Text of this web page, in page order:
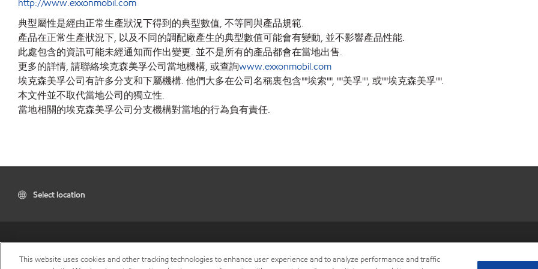
http://www.exxonmobil.com
典型屬性是經由正常生產狀況下得到的典型數值, 不等同與產品規範.
產品在正常生產狀況下, 以及不同的調配廠產生的典型數值可能會有變動, 並不影響產品性能.
此處包含的資訊可能未經通知而作出變更. 並不是所有的產品都會在當地出售.
更多的詳情, 請聯絡埃克森美孚公司當地機構, 或查詢www.exxonmobil.com
埃克森美孚公司有許多分支和下屬機構. 他們大多在公司名稱裏包含""埃索"", ""美孚"", 或""埃克森美孚"".
本文件並不取代當地公司的獨立性.
當地相關的埃克森美孚公司分支機構對當地的行為負有責任.
Select location
This website uses cookies and other tracking technologies to enhance user experience and to analyze performance and traffic